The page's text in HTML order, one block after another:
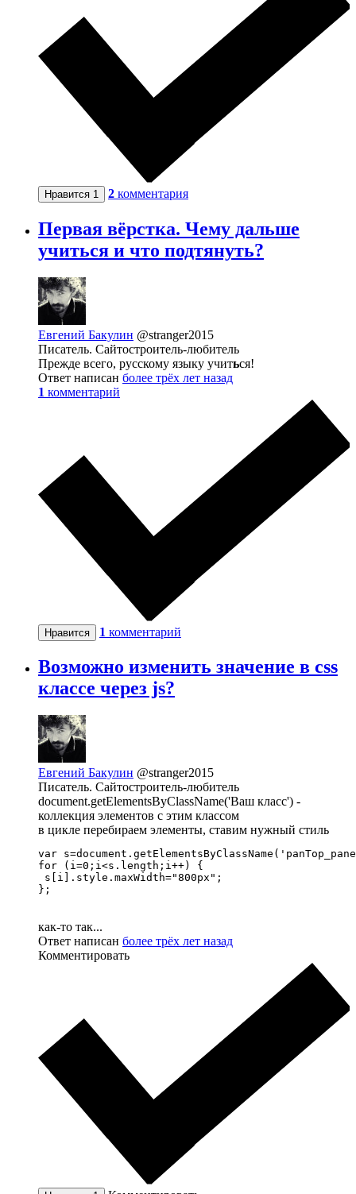
Нравится 1 2 комментария
Первая вёрстка. Чему дальше
учиться и что подтянуть?
Евгений Бакулин @stranger2015
Писатель. Сайтостроитель-любитель
Прежде всего, русскому языку учиться!
Ответ написан более трёх лет назад
1 комментарий
Нравится 1 комментарий
Возможно изменить значение в css
классе через js?
Евгений Бакулин @stranger2015
Писатель. Сайтостроитель-любитель
document.getElementsByClassName('Ваш класс') -
коллекция элементов с этим классом
в цикле перебираем элементы, ставим нужный стиль
var
for (i=0;i<s.length;i++) {
s[i].style.maxWidth="800px";
};
как-то так...
Ответ написан более трёх лет назад
Комментировать